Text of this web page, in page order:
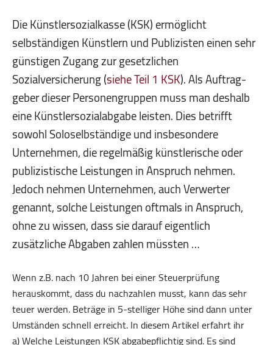
Die Künstlersozialkasse (KSK) ermöglicht
selbständigen Künstlern und Publizisten einen sehr
günstigen Zugang zur gesetzlichen
Sozialversicherung (siehe Teil 1 KSK). Als Auftrag­
geber dieser Personengruppen muss man deshalb
eine Künstlersozialabgabe leisten. Dies betrifft
sowohl Soloselbständige und insbesondere
Unternehmen, die regelmäßig künstlerische oder
publizistische Leistungen in Anspruch nehmen.
Jedoch nehmen Unter­nehmen, auch Verwerter
genannt, solche Leistungen oftmals in Anspruch,
ohne zu wissen, dass sie darauf eigentlich
zusätzliche Abgaben zahlen müssten …
Wenn z.B. nach 10 Jahren bei einer Steuerprüfung
herauskommt, dass du nachzahlen musst, kann das sehr
teuer werden. Beträge in 5-stelliger Höhe sind dann unter
Umständen schnell erreicht. In diesem Artikel erfahrt ihr
a) Welche Leistungen KSK abgabepflichtig sind. Es sind